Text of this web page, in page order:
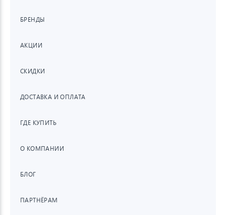
БРЕНДЫ
АКЦИИ
СКИДКИ
ДОСТАВКА И ОПЛАТА
ГДЕ КУПИТЬ
О КОМПАНИИ
БЛОГ
ПАРТНЁРАМ